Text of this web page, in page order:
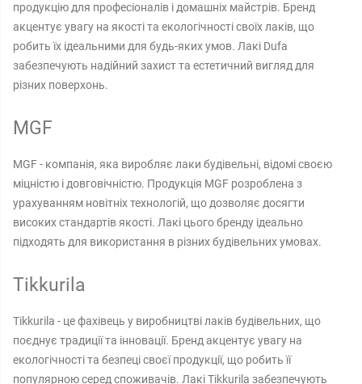
продукцію для професіоналів і домашніх майстрів. Бренд
акцентує увагу на якості та екологічності своїх лаків, що
робить їх ідеальними для будь-яких умов. Лакі Dufa
забезпечують надійний захист та естетичний вигляд для
різних поверхонь.
MGF
MGF - компанія, яка виробляє лаки будівельні, відомі своєю
міцністю і довговічністю. Продукція MGF розроблена з
урахуванням новітніх технологій, що дозволяє досягти
високих стандартів якості. Лакі цього бренду ідеально
підходять для використання в різних будівельних умовах.
Tikkurila
Tikkurila - це фахівець у виробництві лаків будівельних, що
поєднує традиції та інновації. Бренд акцентує увагу на
екологічності та безпеці своєї продукції, що робить її
популярною серед споживачів. Лакі Tikkurila забезпечують